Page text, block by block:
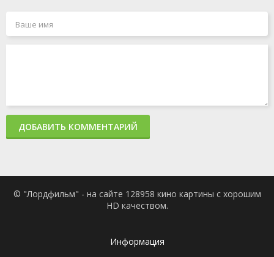
ДОБАВИТЬ КОММЕНТАРИЙ
© "Лордфильм" - на сайте 128958 кино картины с хорошим
HD качеством.
Информация